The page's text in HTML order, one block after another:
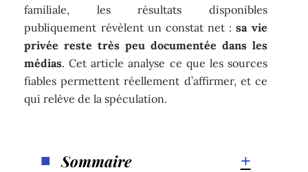
familiale, les résultats disponibles
publiquement révèlent un constat net :sa vie
privée reste très peu documentée dans les
médias. Cet article analyse ce que les sources
fiables permettent réellement d’affirmer, et ce
qui relève de la spéculation.
Sommaire